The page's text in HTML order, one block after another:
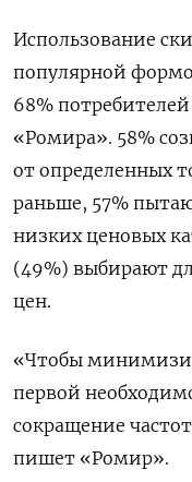
Использование
популярной
68%
«Ромира». 58%
от определенных
раньше, 57%
низких ценовых
(49%) выбирают
цен.
«Чтобы
первой
сокращение
пишет «Ромир».